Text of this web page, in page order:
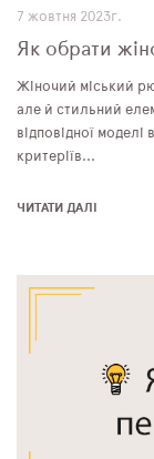
7 жовтня 2023г.
Як обрати
Жіночий міський
але й стильний
відповідної
критеріїв...
ЧИТАТИ ДАЛІ